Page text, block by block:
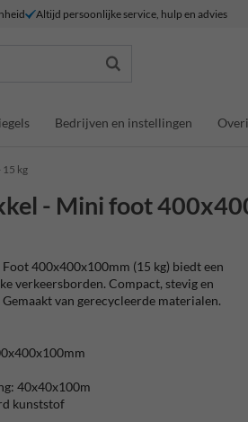
Altijd persoonlijke service, hulp en advies
Bedrijven en instellingen
kg
- Mini foot
400x400x100mm (15 kg) biedt een
verkeersborden. Compact, stevig en
van gerecycleerde materialen.
40x40x100m
kunststof